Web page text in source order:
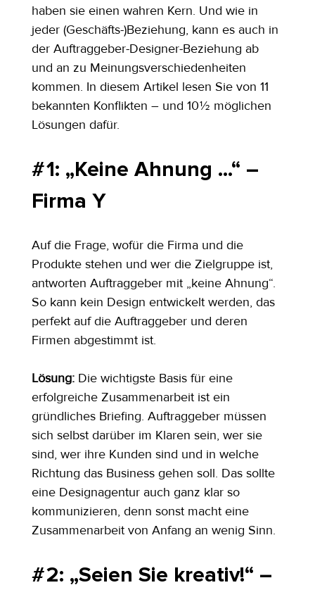
haben sie einen wahren Kern. Und wie in
jeder (Geschäfts-)Beziehung, kann es auch in
der Auftraggeber-Designer-Beziehung ab
und an zu Meinungsverschiedenheiten
kommen. In diesem Artikel lesen Sie von 11
bekannten Konflikten – und 10 ½ möglichen
Lösungen dafür.
# 1: „Keine Ahnung ...“ –
Firma Y
Auf die Frage, wofür die Firma und die
Produkte stehen und wer die Zielgruppe ist,
antworten Auftraggeber mit „keine Ahnung“.
So kann kein Design entwickelt werden, das
perfekt auf die Auftraggeber und deren
Firmen abgestimmt ist.
Lösung: Die wichtigste Basis für eine
erfolgreiche Zusammenarbeit ist ein
gründliches Briefing. Auftraggeber müssen
sich selbst darüber im Klaren sein, wer sie
sind, wer ihre Kunden sind und in welche
Richtung das Business gehen soll. Das sollte
eine Designagentur auch ganz klar so
kommunizieren, denn sonst macht eine
Zusammenarbeit von Anfang an wenig Sinn.
# 2: „Seien Sie kreativ!“ –